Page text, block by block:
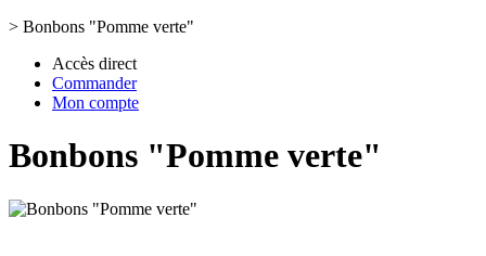
> Bonbons "Pomme verte"
Accès direct
Commander
Mon compte
Bonbons "Pomme verte"